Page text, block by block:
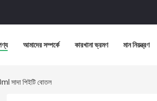
আমাদের সম্পর্কে কারখানা ভ্রমণ মান নিয়ন্ত্রণ
সাদা পিইটি বোতল